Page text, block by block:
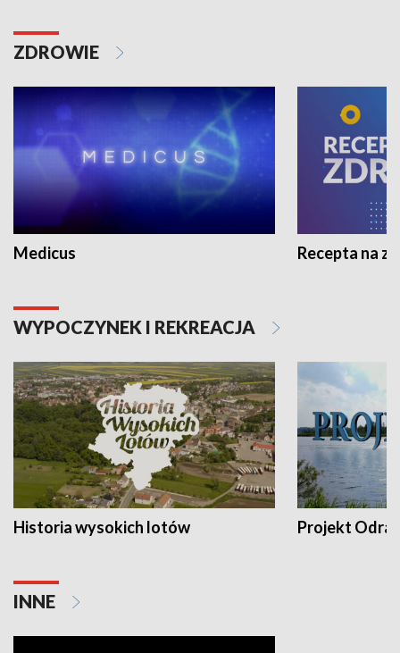
ZDROWIE
Medicus Recepta na
WYPOCZYNEK I REKREACJA
Historia wysokich lotów Projekt Odra
INNE